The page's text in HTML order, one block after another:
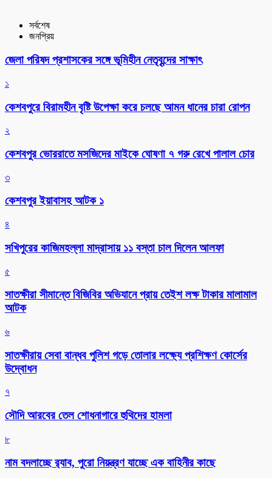
সর্বশেষ
জনপ্রিয়
জেলা পরিষদ প্রশাসকের সঙ্গে ভূমিহীন নেতৃবৃন্দের সাক্ষাৎ
১
কেশবপুরে বিরামহীন বৃষ্টি উপেক্ষা করে চলছে আমন ধানের চারা রোপন
২
কেশবপুর ভোররাতে মসজিদের মাইকে ঘোষণা ৭ গরু রেখে পালাল চোর
৩
কেশবপুর ইয়াবাসহ আটক ১
৪
সখিপুরের কাজিমহল্লা মাদ্রাসায় ১১ বস্তা চাল দিলেন আলফা
৫
সাতক্ষীরা সীমান্তে বিজিবির অভিযানে প্রায় তেইশ লক্ষ টাকার মালামাল
আটক
৬
সাতক্ষীরায় সেবা বান্ধব পুলিশ গড়ে তোলার লক্ষ্যে প্রশিক্ষণ কোর্সের
উদ্বোধন
৭
সৌদি আরবের তেল শোধনাগারে হুথিদের হামলা
৮
নাম বদলাচ্ছে র‌্যাব, পুরো নিয়ন্ত্রণ যাচ্ছে এক বাহিনীর কাছে